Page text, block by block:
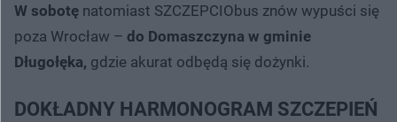
W sobotę natomiast SZCZEPCIObus znów wypuści się
poza Wrocław – do Domaszczyna w gminie
Długołęka, gdzie akurat odbędą się dożynki.
DOKŁADNY HARMONOGRAM SZCZEPIEŃ